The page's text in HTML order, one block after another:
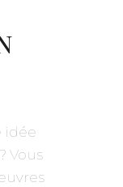
idée
Vous